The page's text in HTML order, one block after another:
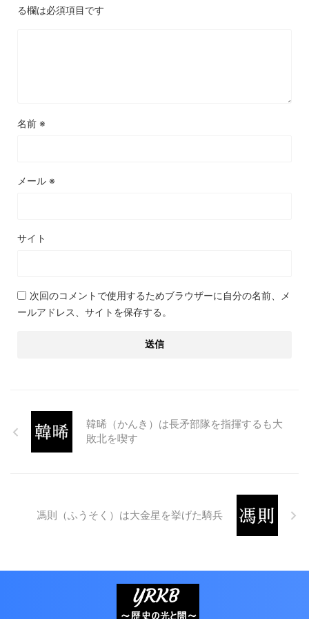
る欄は必須項目です
名前 ※
メール ※
サイト
次回のコメントで使用するためブラウザーに自分の名前、メ
ールアドレス、サイトを保存する。
韓晞（かんき）は長矛部隊を指揮するも大
敗北を喫す
馮則（ふうそく）は大金星を挙げた騎兵